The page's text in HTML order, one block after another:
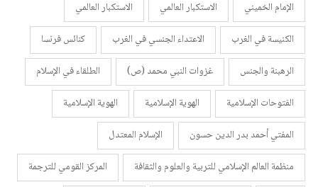
الإمام الخميني
الاستكبار العالمي
الاستكبار العالمي
الكنيسة في الغرب
الاعتداء الجنسي في الغرب
كنائس فرنسا
الرهبنة والجنس
غزوات النبي محمد (ص)
الطلقاء في الإسلام
الفتوحات الإسلامية
الهوية الإسلامية
الهوية الإسلامية
المفتي أحمد بدر الدين حسون
الإسلام المعتدل
منظمة العالم الإسلامي للتربية والعلوم والثقافة
المركز القومي للترجمة